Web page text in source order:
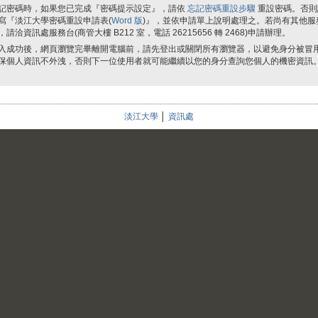
密碼時，如果您已完成『密碼提示設定』，請依 忘記密碼重設步驟 重設密碼。否
『淡江大學密碼重設申請表(Word 版)』，並依申請單上說明處理之。若尚有其他服
請洽資訊處服務台(商管大樓 B212 室，電話 26215656 轉 2468)申請辦理。
成功後，網頁瀏覽完畢離開電腦前，請先登出或關閉所有瀏覽器，以避免身分被冒
個人資訊不外洩，否則下一位使用者就可能繼續以您的身分查詢您個人的機密資訊。
淡江大學 資訊處